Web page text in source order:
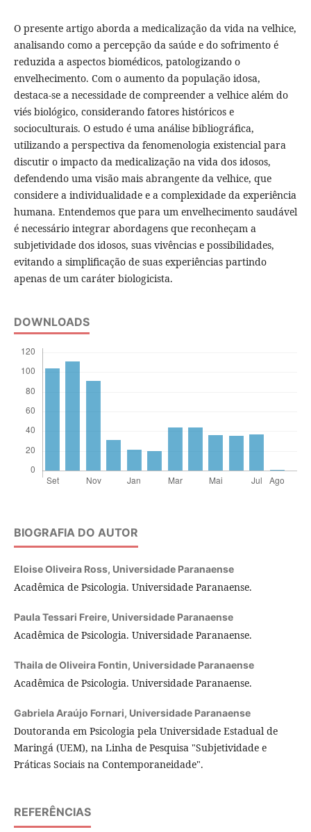
O presente artigo aborda a medicalização da vida na velhice,
analisando como a percepção da saúde e do sofrimento é
reduzida a aspectos biomédicos, patologizando o
envelhecimento. Com o aumento da população idosa,
destaca-se a necessidade de compreender a velhice além do
viés biológico, considerando fatores históricos e
socioculturais. O estudo é uma análise bibliográfica,
utilizando a perspectiva da fenomenologia existencial para
discutir o impacto da medicalização na vida dos idosos,
defendendo uma visão mais abrangente da velhice, que
considere a individualidade e a complexidade da experiência
humana. Entendemos que para um envelhecimento saudável
é necessário integrar abordagens que reconheçam a
subjetividade dos idosos, suas vivências e possibilidades,
evitando a simplificação de suas experiências partindo
apenas de um caráter biologicista.
DOWNLOADS
BIOGRAFIA DO AUTOR
Eloise Oliveira Ross, Universidade Paranaense
Acadêmica de Psicologia. Universidade Paranaense.
Paula Tessari Freire, Universidade Paranaense
Acadêmica de Psicologia. Universidade Paranaense.
Thaila de Oliveira Fontin, Universidade Paranaense
Acadêmica de Psicologia. Universidade Paranaense.
Gabriela Araújo Fornari, Universidade Paranaense
Doutoranda em Psicologia pela Universidade Estadual de
Maringá (UEM), na Linha de Pesquisa "Subjetividade e
Práticas Sociais na Contemporaneidade".
REFERÊNCIAS